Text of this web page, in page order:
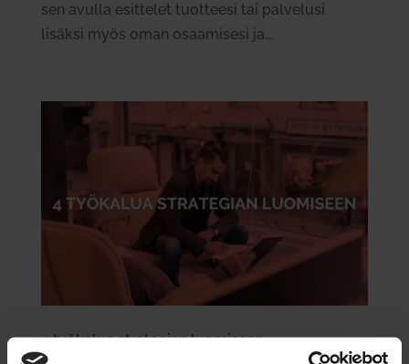
sen avulla esittelet tuotteesi tai palvelusi
lisäksi myös oman osaamisesi ja...
4 työ­kalua stra­tegian luo­miseen